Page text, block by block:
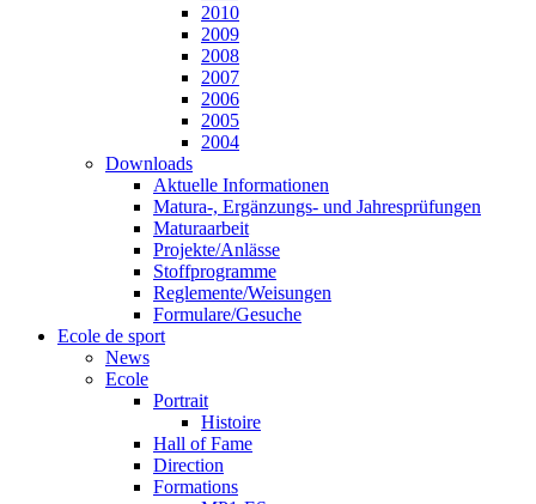
2010
2009
2008
2007
2006
2005
2004
Downloads
Aktuelle Informationen
Matura-, Ergänzungs- und Jahresprüfungen
Maturaarbeit
Projekte/Anlässe
Stoffprogramme
Reglemente/Weisungen
Formulare/Gesuche
Ecole de sport
News
Ecole
Portrait
Histoire
Hall of Fame
Direction
Formations